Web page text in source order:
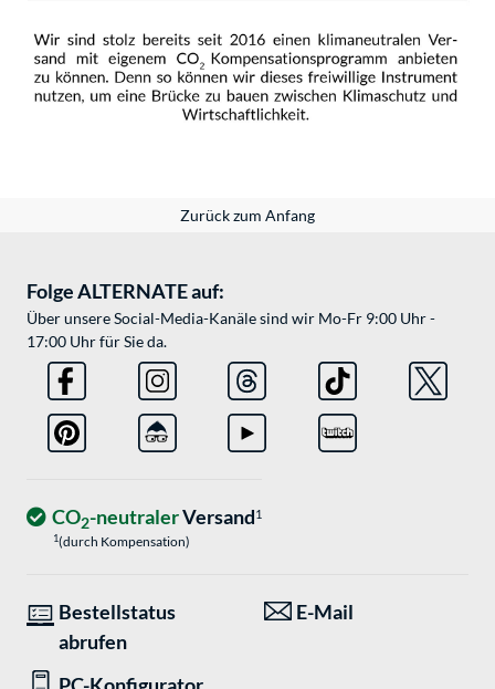
Zurück zum Anfang
Folge ALTERNATE auf:
Über unsere Social-Media-Kanäle sind wir Mo-Fr 9:00 Uhr -
17:00 Uhr für Sie da.
CO2-neutralerVersand1
1(durch Kompensation)
Bestellstatus
abrufen
E-Mail